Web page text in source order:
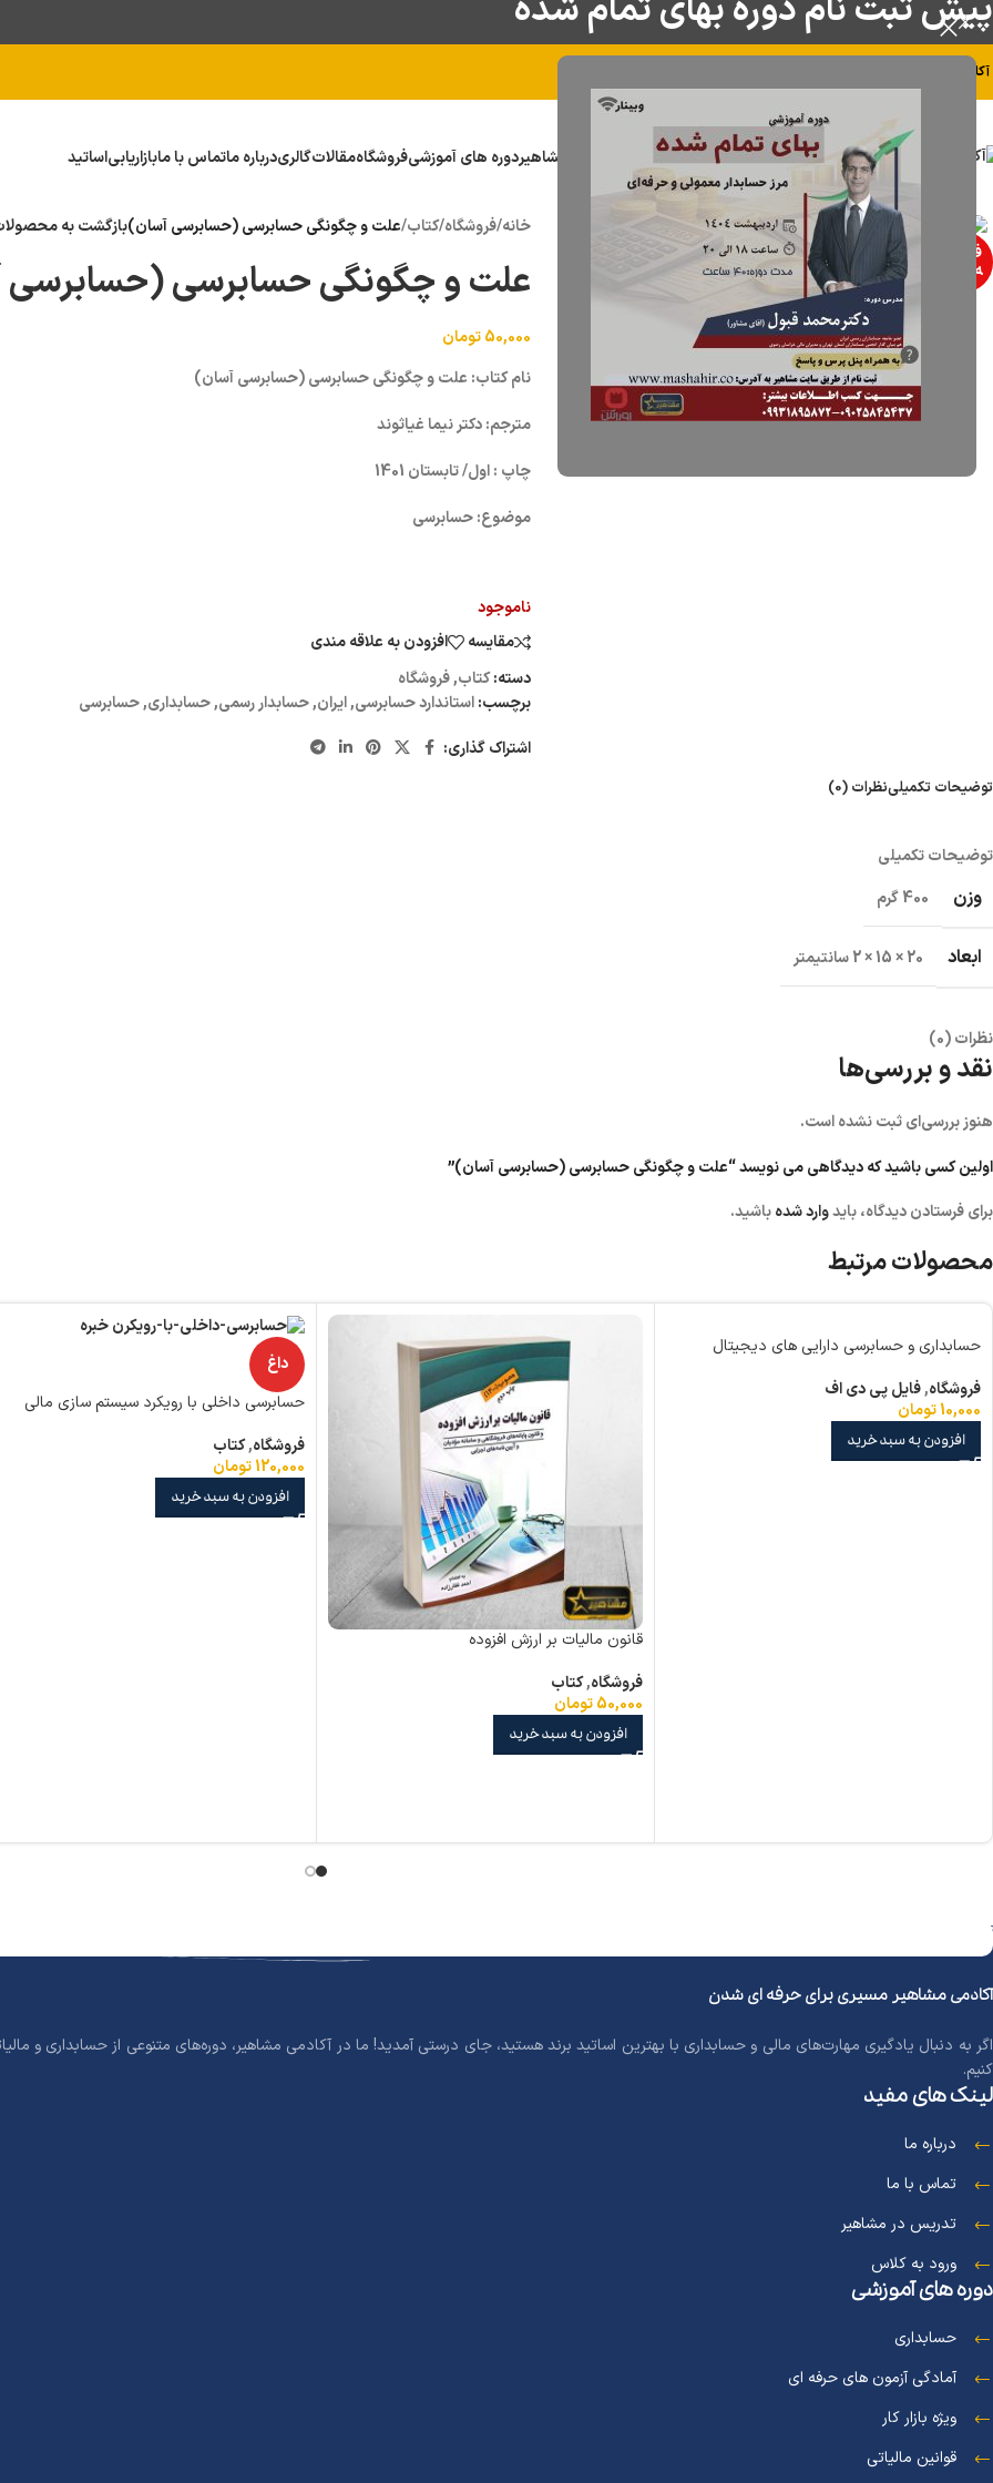
پیش ثبت نام دوره بهای تمام شده
آکادمی آموزشی مشاهیر خوش آمدید
آکادمی مشاهیردوره های آموزشیفروشگاهمقالاتگالریدرباره ماتماس با مابازاریابیاساتید
فروخت
ه شده
برای بزرگنمایی کلیک کنید
خانه/فروشگاه/کتاب/علت و چگونگی حسابرسی (حسابرسی آسان)بازگشت به
علت و چگونگی حسابرسی (حسابرسی
50,000 تومان
نام کتاب: علت و چگونگی حسابرسی (حسابرسی آسان)
مترجم: دکتر نیما غیاثوند
چاپ : اول/ تابستان 1401
موضوع: حسابرسی
ناموجود
مقايسه
افزودن به علاقه مندی
دسته: کتاب,فروشگاه
برچسب: استاندارد حسابرسی,ایران,حسابدار رسمی,حسابداری,حسابرسی
اشتراک گذاری:
توضیحات تکمیلینظرات (0)
توضیحات تکمیلی
وزن 400 گرم
ابعاد 20 × 15 × 2 سانتیمتر
نظرات (0)
نقد و بررسی‌ها
هنوز بررسی‌ای ثبت نشده است.
اولین کسی باشید که دیدگاهی می نویسد “علت و چگونگی حسابرسی (حسابرسی آسان)”
برای فرستادن دیدگاه، بایدوارد شدهباشید.
محصولات مرتبط
حسابداری و حسابرسی دارایی های دیجیتال
فروشگاه,فایل پی دی اف
10,000تومان
افزودن به سبد خرید
قانون مالیات بر ارزش افزوده
فروشگاه,کتاب
50,000تومان
افزودن به سبد خرید
داغ
حسابرسی داخلی با رویکرد سیستم سازی مالی
فروشگاه,کتاب
120,000تومان
افزودن به سبد خرید
آکادمی مشاهیر مسیری برای حرفه ای شدن
اگر به دنبال یادگیری مهارت‌های مالی و حسابداری با بهترین اساتید برند هستید، جای درستی آمدید! ما در آکادمی مشاهیر، دوره‌های متنوعی از حسابداری و
کنیم.
لینک های مفید
درباره ما
تماس با ما
تدریس در مشاهیر
ورود به کلاس
دوره های آموزشی
حسابداری
آمادگی آزمون های حرفه ای
ویژه بازار کار
قوانین مالیاتی